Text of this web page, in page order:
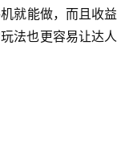
就能做，而且收益
法也更容易让达人